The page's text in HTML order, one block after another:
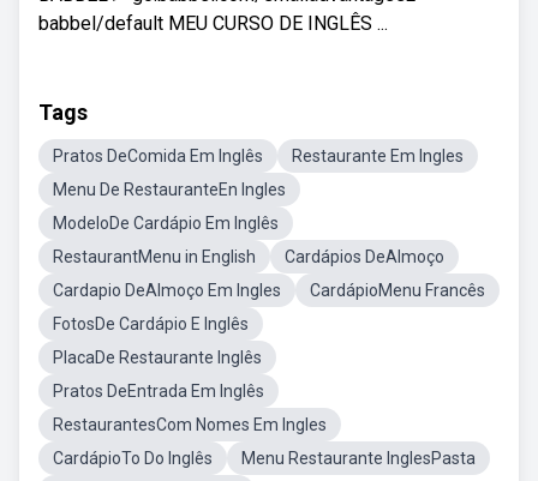
babbel/default MEU CURSO DE INGLÊS ...
Tags
Pratos DeComida Em Inglês
Restaurante Em Ingles
Menu De RestauranteEn Ingles
ModeloDe Cardápio Em Inglês
RestaurantMenu in English
Cardápios DeAlmoço
Cardapio DeAlmoço Em Ingles
CardápioMenu Francês
FotosDe Cardápio E Inglês
PlacaDe Restaurante Inglês
Pratos DeEntrada Em Inglês
RestaurantesCom Nomes Em Ingles
CardápioTo Do Inglês
Menu Restaurante InglesPasta